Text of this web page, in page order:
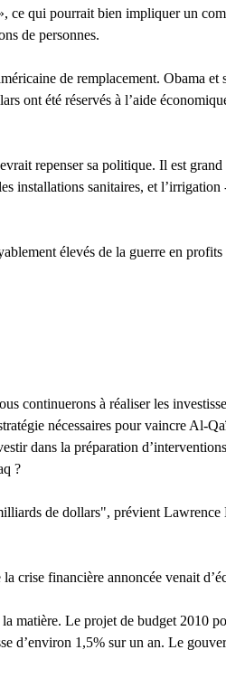
qui pourrait bien impliquer un
de personnes.
de remplacement. Obama
ont été réservés à l’aide
repenser sa politique. Il est
installations sanitaires, et
élevés de la guerre en
continuerons à réaliser les
nécessaires pour vaincre Al-
dans la préparation
?
de dollars", prévient
crise financière annoncée venait
matière. Le projet de budget 2010
d’environ 1,5% sur un an. Le